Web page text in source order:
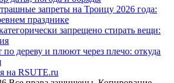
запреты на Троицу 2026 года:
празднике
запрещено стирать вещи:
по дереву и плюют через плечо: откуда